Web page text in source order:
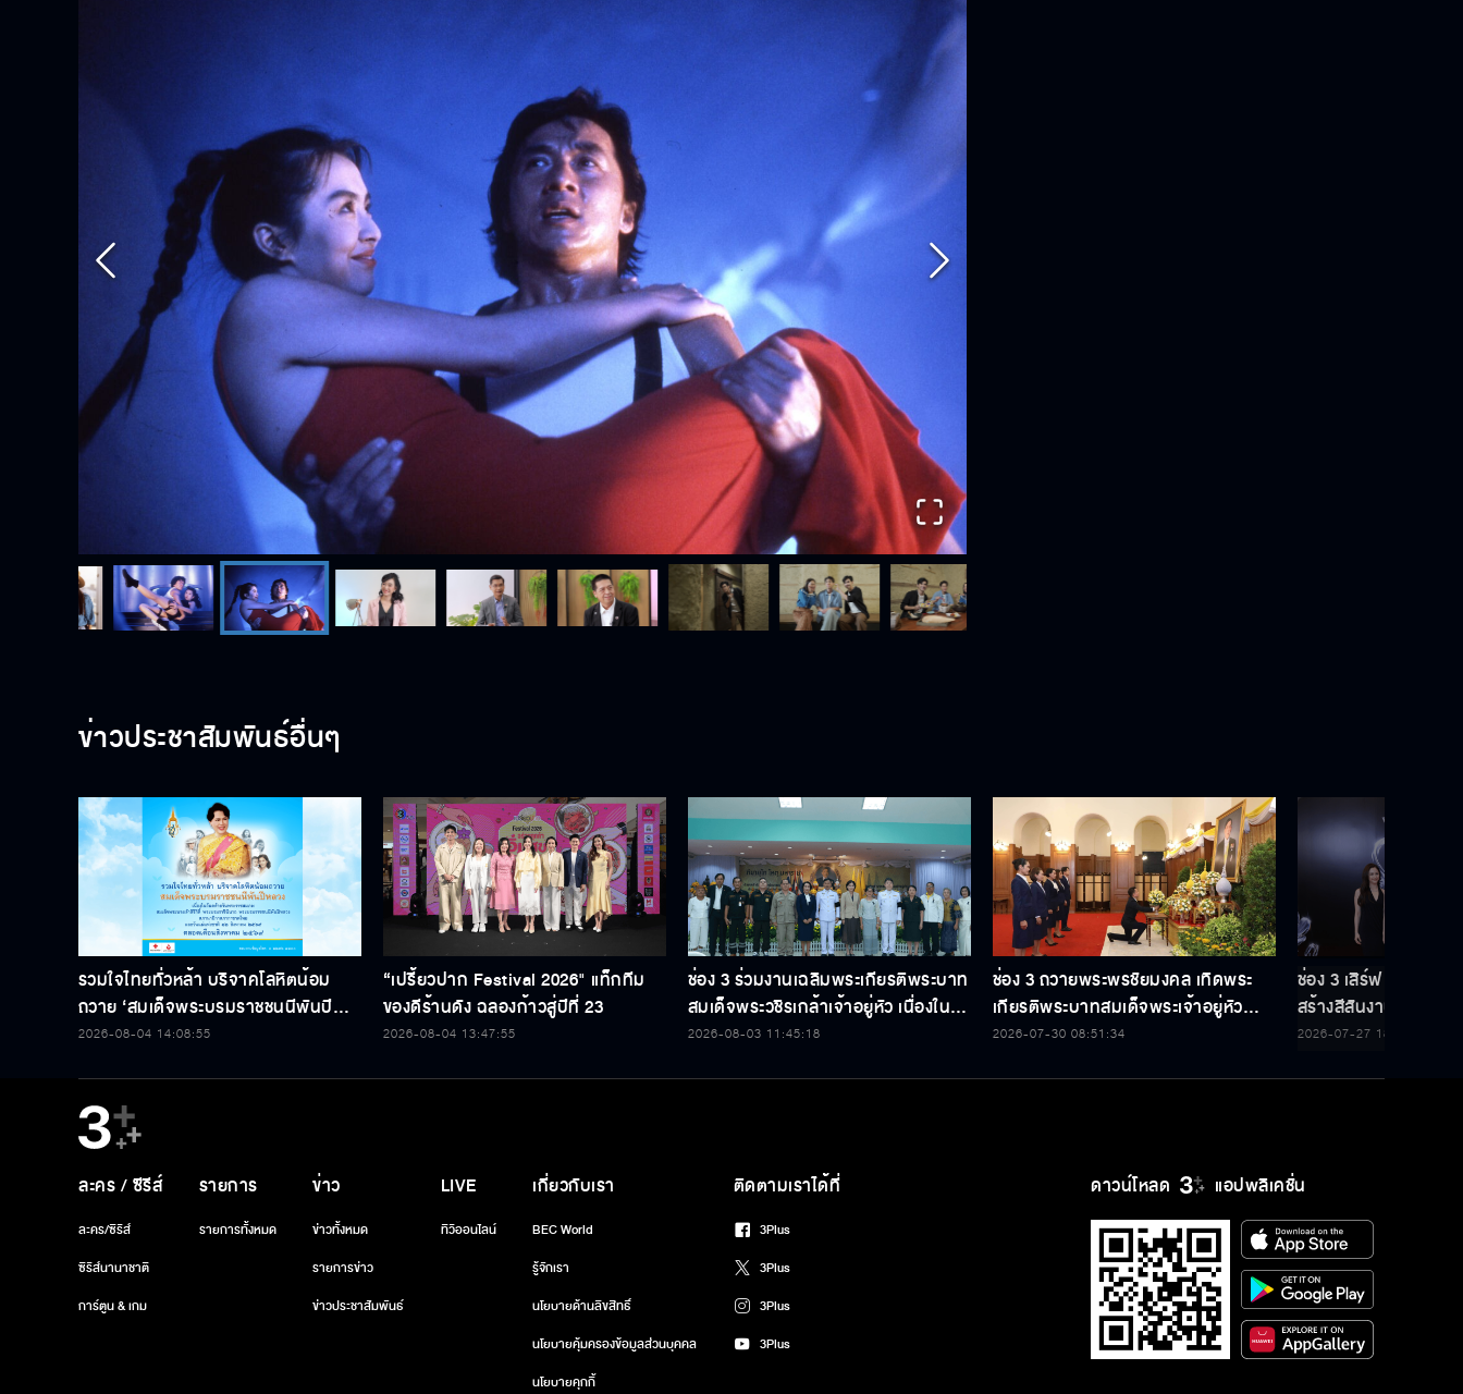
รวมใจไทยทั่วหล้า บริจาคโลหิตน้อม
ถวาย ‘สมเด็จพระบรมราชชนนีพันปี
หลวง’ พร้อมรับตราไปรษณียากรที่
ระลึก 80 พรรษาฯ อันทรงคุณค่า
2026-08-04 14:08:55
“เปรี้ยวปาก Festival 2026" แท็กทีม
ของดีร้านดัง ฉลองก้าวสู่ปีที่ 23
2026-08-04 13:47:55
ช่อง 3 ร่วมงานเฉลิมพระเกียรติพระบาท
สมเด็จพระวชิรเกล้าเจ้าอยู่หัว เนื่องใน
โอกาสวันเฉลิมพระชนมพรรษา 74
พรรษา
2026-08-03 11:45:18
ช่อง 3 ถวายพระพรชัยมงคล เทิดพระ
เกียรติพระบาทสมเด็จพระเจ้าอยู่หัว
เนื่องในโอกาสวันเฉลิมพระชนมพรรษา
28 กรกฎาคม 2569
2026-07-30 08:51:34
ช่อง 3 เสิร์ฟ 5 นักแสด
สร้างสีสันงานประกาศ
THAILAND Y
2026-07-27 18:35:22
ละคร / ซีรีส์
ละคร/ซีรีส์
ซีรีส์นานาชาติ
การ์ตูน & เกม
รายการข่าว
ข่าวประชาสัมพันธ์
รู้จักเรา
นโยบายด้านลิขสิทธิ์
นโยบายคุ้มครองข้อมูลส่วนบุคคล
นโยบายคุกกี้
ข้อกำหนด/เงื่อนไข
ศูนย์ช่วยเหลือ
3Plus
3Plus
3Plus